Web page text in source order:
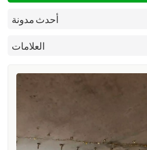
أحدث مدونة
العلامات